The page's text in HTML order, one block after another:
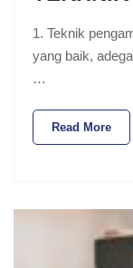
1. Teknik
yang baik,
…
Read More